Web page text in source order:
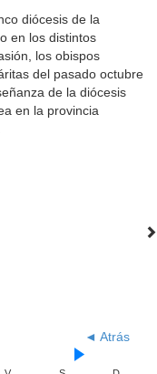
diócesis de la
en los distintos
los obispos
del pasado octubre
de la diócesis
en la provincia
◄ Atrás